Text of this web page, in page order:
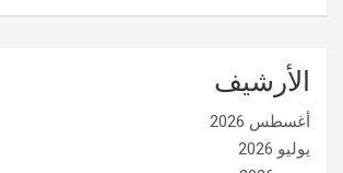
الأرشيف
أغسطس 2026
يوليو 2026